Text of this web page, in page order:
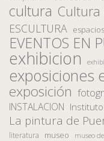
cultura Cultura
ESCULTURA
EVENTOS EN
exhibicion
exposiciones
exposición
INSTALACION
La pintura de
literatura museo museo